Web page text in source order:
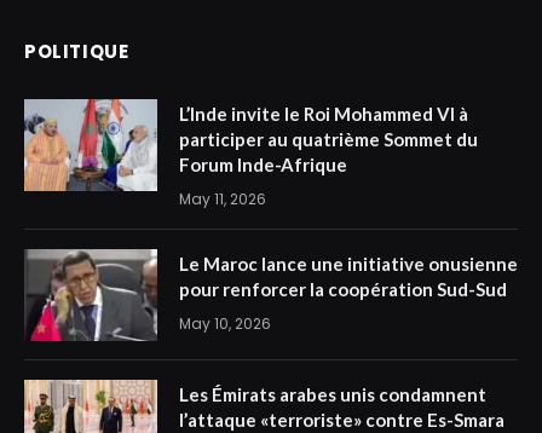
POLITIQUE
L’Inde invite le Roi Mohammed VI à
participer au quatrième Sommet du
Forum Inde-Afrique
May 11, 2026
Le Maroc lance une initiative onusienne
pour renforcer la coopération Sud-Sud
May 10, 2026
Les Émirats arabes unis condamnent
l’attaque «terroriste» contre Es-Smara